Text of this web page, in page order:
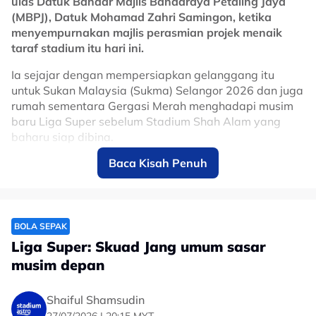
(MBPJ), Datuk Mohamad Zahri Samingon, ketika
menyempurnakan majlis perasmian projek menaik
taraf stadium itu hari ini.
Ia sejajar dengan mempersiapkan gelanggang itu
untuk Sukan Malaysia (Sukma) Selangor 2026 dan juga
rumah sementara Gergasi Merah menghadapi musim
baru Liga Super sebelum Stadium Shah Alam yang
baharu siap dibina.
"MBPJ menyokong penuh apa jua inisiatif, apa lagi
menjadi gelanggang untuk Gergasi Merah sementara
"Pujian buat kontraktor yang memastikan trek ini cantik
dan dalam keadaan terbaik.
siaran langsung (untuk acara di sini)," katanya.
Baca Kisah Penuh
BOLA SEPAK
Liga Super: Skuad Jang umum sasar
musim depan
Shaiful Shamsudin